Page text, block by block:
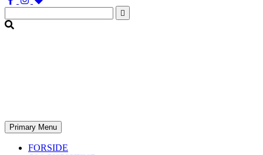
Søg
efter:
Primary Menu
FORSIDE